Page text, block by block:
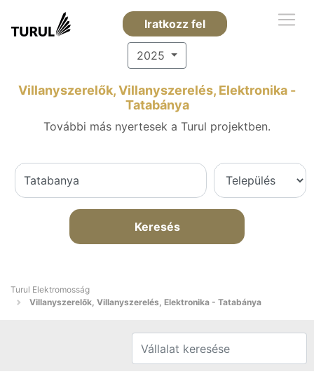
Iratkozz fel
2025
Villanyszerelők, Villanyszerelés, Elektronika -
Tatabánya
További más nyertesek a Turul projektben.
Keresés
Turul Elektromosság
Villanyszerelők, Villanyszerelés, Elektronika - Tatabánya